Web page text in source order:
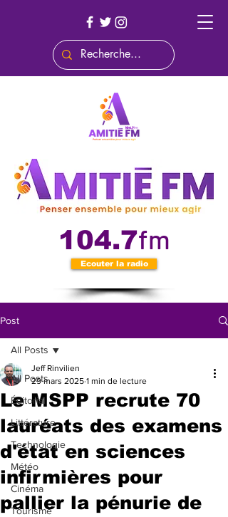
104.7fm
Ecouter la radio
Post
All Posts
Éditorial
Littérature
Technologie
Météo
Cinéma
Tourisme
All Posts
Le MSPP recrute 70
lauréats des examens
d'état en sciences
infirmières pour
pallier la pénurie de
Jeff Rinvilien
29 mars 2025 1 min de lecture